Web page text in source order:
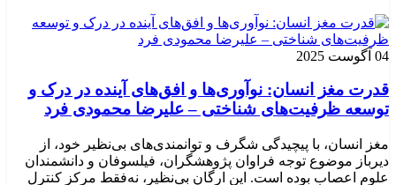
04 آگوست 2025
قدرت مغز انسان: نوآوری‌ها و افق‌های آینده در درک و
توسعه ظرفیت‌های شناختی – علیرضا محمودی فرد
مغز انسان، با پیچیدگی شگرف و توانمندی‌های بی‌نظیر خود، از
دیرباز موضوع توجه فراوان پژوهشگران، فیلسوفان و دانشمندان
علوم اعصاب بوده است. این ارگان بی‌نظیر، نه‌فقط مرکز کنترل